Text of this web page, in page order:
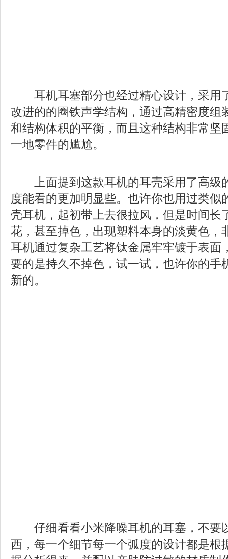
耳机耳塞部分也经过精心设计，采用
改进的的圈铁声学结构，通过高精密度组
和结构体积的平衡，而且这种结构非常坚
一地零件的尴尬。
上面提到这款耳机的耳壳采用了高级
度能看的更加明显些。也许你也用过类似
壳耳机，起初带上去很拉风，但是时间长
花，甚至掉色，出现塑料本身的淡黄色，
耳机通过复杂工艺将钛金属牢牢镀于表面
要的是持久不掉色，试一试，也许你的手
新的。
仔细看看小米降噪耳机的耳塞，不要
西，每一个细节每一个弧度的设计都是根